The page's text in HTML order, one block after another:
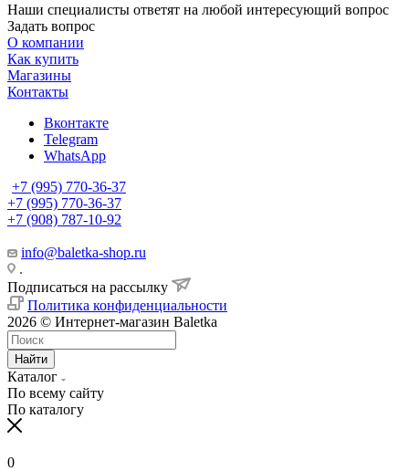
Наши специалисты ответят на любой интересующий вопрос
Задать вопрос
О компании
Как купить
Магазины
Контакты
Вконтакте
Telegram
WhatsApp
+7 (995) 770-36-37
+7 (995) 770-36-37
+7 (908) 787-10-92
info@baletka-shop.ru
.
Подписаться на рассылку
Политика конфиденциальности
2026 © Интернет-магазин Baletka
Найти
Каталог
По всему сайту
По каталогу
0